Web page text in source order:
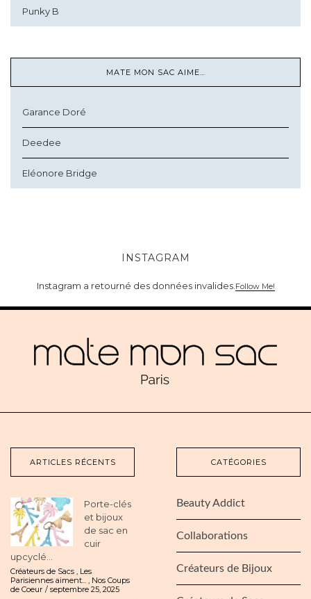
Punky B
MATE MON SAC AIME…
Garance Doré
Deedee
Eléonore Bridge
INSTAGRAM
Instagram a retourné des données invalides. Follow Me!
ARTICLES RÉCENTS
Porte-clés
et bijoux
de sac en
cuir
upcyclé...
Créateurs de Sacs , Les
Parisiennes aiment... , Nos Coups
de Coeur
septembre 25, 2025
CATÉGORIES
Beauty Addict
Collaborations
Créateurs de Bijoux